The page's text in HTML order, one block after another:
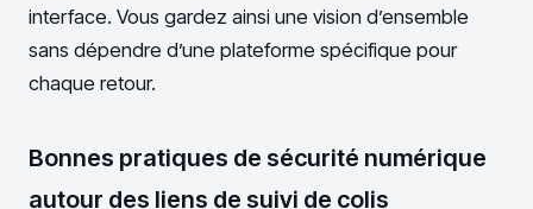
interface. Vous gardez ainsi une vision d’ensemble
sans dépendre d’une plateforme spécifique pour
chaque retour.
Bonnes pratiques de sécurité numérique
autour des liens de suivi de colis